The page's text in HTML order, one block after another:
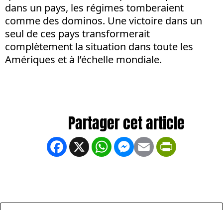
dans un pays, les régimes tomberaient
comme des dominos. Une victoire dans un
seul de ces pays transformerait
complètement la situation dans toute les
Amériques et à l’échelle mondiale.
Facebook
X WhatsApp
Messenger
Email